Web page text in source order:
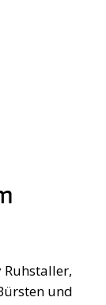
und